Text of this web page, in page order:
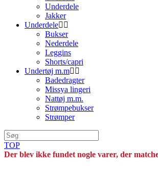
Underdele
Jakker
Underdele
Bukser
Nederdele
Leggins
Shorts/capri
Undertøj m.m
Badedragter
Missya lingeri
Nattøj m.m.
Strømpebukser
Strømper
TOP
Der blev ikke fundet nogle varer, der